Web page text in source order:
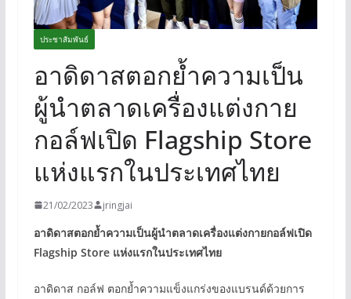
ประชาสัมพันธ์
อาดิดาสตอกย้ำความเป็น
ผู้นำตลาดเครื่องแต่งกาย
กอล์ฟเปิด Flagship Store
แห่งแรกในประเทศไทย
21/02/2023 jringjai
อาดิดาสตอกย้ำความเป็นผู้นำตลาดเครื่องแต่งกายกอล์ฟเปิด
Flagship Store แห่งแรกในประเทศไทย
อาดิดาส กอล์ฟ ตอกย้ำความแข็งแกร่งของแบรนด์ด้วยการ